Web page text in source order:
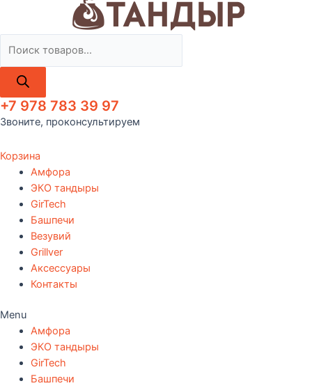
товаров
+7 978 783 39 97
Звоните, проконсультируем
Корзина
Амфора
ЭКО тандыры
GirTech
Башпечи
Везувий
Grillver
Аксессуары
Контакты
Menu
Амфора
ЭКО тандыры
GirTech
Башпечи